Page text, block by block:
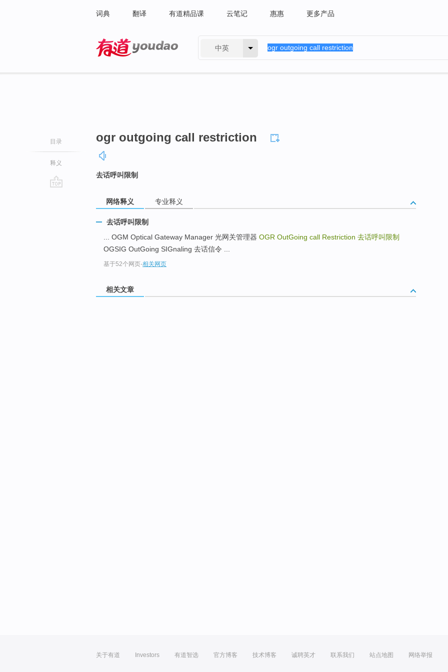
词典 翻译 有道精品课 云笔记 惠惠 更多产品
中英
目录
释义
ogr outgoing call restriction
去话呼叫限制
网络释义 专业释义
去话呼叫限制
... OGM Optical Gateway Manager 光网关管理器 OGR OutGoing call Restriction 去话呼叫限制
OGSIG OutGoing SIGnaling 去话信令 ...
基于52个网页-相关网页
相关文章
关于有道 Investors 有道智选 官方博客 技术博客 诚聘英才 联系我们 站点地图 网络举报